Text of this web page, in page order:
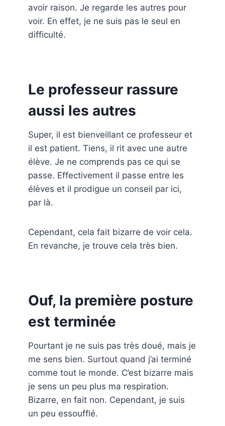
avoir raison. Je regarde les autres pour
voir. En effet, je ne suis pas le seul en
difficulté.
Le professeur rassure
aussi les autres
Super, il est bienveillant ce professeur et
il est patient. Tiens, il rit avec une autre
élève. Je ne comprends pas ce qui se
passe. Effectivement il passe entre les
élèves et il prodigue un conseil par ici,
par là.
Cependant, cela fait bizarre de voir cela.
En revanche, je trouve cela très bien.
Ouf, la première posture
est terminée
Pourtant je ne suis pas très doué, mais je
me sens bien. Surtout quand j’ai terminé
comme tout le monde. C’est bizarre mais
je sens un peu plus ma respiration.
Bizarre, en fait non. Cependant, je suis
un peu essoufflé.